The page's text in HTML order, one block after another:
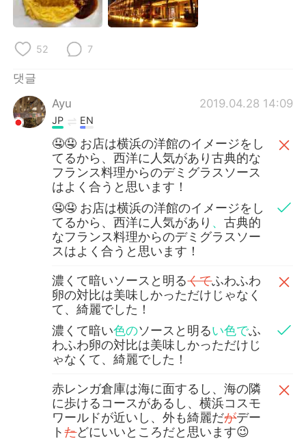
52 7
댓글
Ayu
2019.04.28 14:09
JP EN
🤤🤤 お店は横浜の洋館のイメージをし
てるから、西洋に人気があり古典的な
フランス料理からのデミグラスソース
はよく合うと思います！
🤤🤤 お店は横浜の洋館のイメージをし
てるから、西洋に人気があり 、古典的
なフランス料理からのデミグラスソー
スはよく合うと思います！
濃くて暗いソースと明るくてふわふわ
卵の対比は美味しかっただけじゃなく
て、綺麗でした！
濃くて暗い色のソースと明るい色でふ
わふわ卵の対比は美味しかっただけじ
ゃなくて、綺麗でした！
赤レンガ倉庫は海に面するし、海の隣
に歩けるコースがあるし、横浜コスモ
ワールドが近いし、外も綺麗だがデー
トたどにいいところだと思います😉